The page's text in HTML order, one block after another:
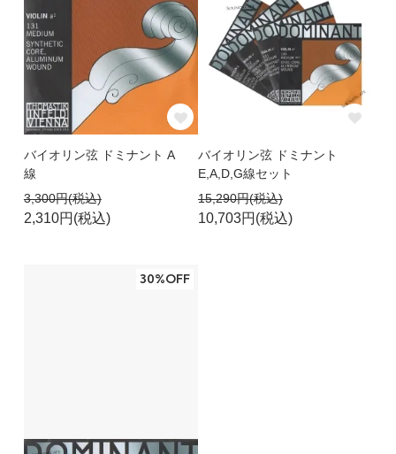
バイオリン弦 ドミナント A
線
3,300円(税込)
2,310円(税込)
バイオリン弦 ドミナント
E,A,D,G線セット
15,290円(税込)
10,703円(税込)
30%OFF